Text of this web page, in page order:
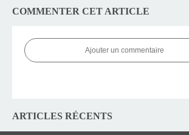
COMMENTER CET ARTICLE
Ajouter un commentaire
ARTICLES RÉCENTS